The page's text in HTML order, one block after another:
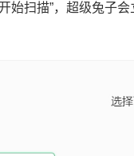
始扫描”，超级兔子